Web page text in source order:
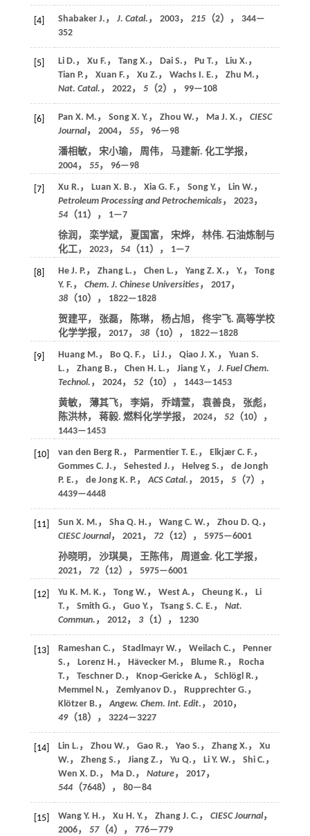
[4] Shabaker J.， J. Catal. ， 2003， 215（2）， 344—
352
[5]
Li D.， Xu F.， Tang X.， Dai S.， Pu T.， Liu X.，
Tian P.， Xuan F.， Xu Z.， Wachs I. E.， Zhu M.，
Nat. Catal. ， 2022， 5（2）， 99—108
[6] Pan X. M.， Song X. Y.， Zhou W.， Ma J. X.， CIESC
Journal， 2004， 55， 96—98
潘相敏， 宋小瑜， 周伟， 马建新. 化工学报，
2004， 55， 96—98
[7]
Xu R.， Luan X. B.， Xia G. F.， Song Y.， Lin W.，
Petroleum Processing and Petrochemicals， 2023，
54（11）， 1—7
徐润， 栾学斌， 夏国富， 宋烨， 林伟. 石油炼制与
化工， 2023， 54（11）， 1—7
[8]
He J. P.， Zhang L.， Chen L.， Yang Z. X.， Y.， Tong
Y. F.， Chem. J. Chinese Universities， 2017，
38（10）， 1822—1828
贺建平， 张磊， 陈琳， 杨占旭， 佟宇飞. 高等学校
化学学报， 2017， 38（10）， 1822—1828
[9]
Huang M.， Bo Q. F.， Li J.， Qiao J. X.， Yuan S.
L.， Zhang B.， Chen H. L.， Jiang Y.， J. Fuel Chem.
Technol. ， 2024， 52（10）， 1443—1453
黄敏， 薄其飞， 李娟， 乔靖萱， 袁善良， 张彪，
陈洪林， 蒋毅. 燃料化学学报， 2024， 52（10），
1443—1453
[10]
van den Berg R.， Parmentier T. E.， Elkjær C. F.，
Gommes C. J.， Sehested J.， Helveg S.， de Jongh
P. E.， de Jong K. P.，ACS Catal.， 2015， 5（7），
4439—4448
[11]
Sun X. M.， Sha Q. H.， Wang C. W.， Zhou D. Q.，
CIESC Journal， 2021， 72（12）， 5975—6001
孙晓明， 沙琪昊， 王陈伟， 周道金. 化工学报，
2021， 72（12）， 5975—6001
[12]
Yu K. M. K.， Tong W.， West A.， Cheung K.， Li
T.， Smith G.， Guo Y.， Tsang S. C. E.， Nat.
Commun. ， 2012， 3（1）， 1230
[13]
Rameshan C.， Stadlmayr W.， Weilach C.， Penner
S.， Lorenz H.， Hävecker M.， Blume R.， Rocha
T.， Teschner D.， Knop⁃Gericke A.， Schlögl R.，
Memmel N.， Zemlyanov D.， Rupprechter G.，
Klötzer B.，Angew. Chem. Int. Edit.， 2010，
49（18）， 3224—3227
[14]
Lin L.， Zhou W.， Gao R.， Yao S.， Zhang X.， Xu
W.， Zheng S.， Jiang Z.， Yu Q.， Li Y. W.， Shi C.，
Wen X. D.， Ma D.， Nature， 2017，
544（7648）， 80—84
[15] Wang Y. H.， Xu H. Y.， Zhang J. C.， CIESC Journal，
2006， 57（4）， 776—779